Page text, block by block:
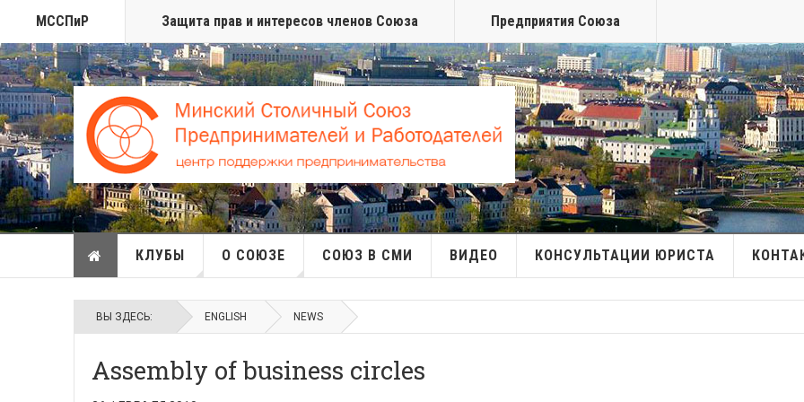
МССПиР Защита прав и интересов членов Союза Предприятия Союза
КЛУБЫ О СОЮЗЕ СОЮЗ В СМИ ВИДЕО КОНСУЛЬТАЦИИ ЮРИСТА
ВЫ ЗДЕСЬ: ENGLISH NEWS
Assembly of business circles